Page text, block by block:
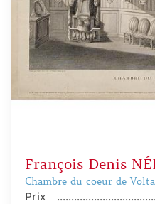
François Denis
Chambre du coeur de
Prix